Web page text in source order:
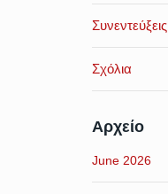
Συνεντεύξεις
Σχόλια
Αρχείο
June 2026